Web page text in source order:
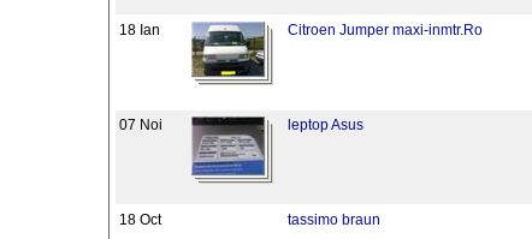
18 Ian Citroen Jumper maxi-inmtr.Ro
07 Noi leptop Asus
18 Oct tassimo braun